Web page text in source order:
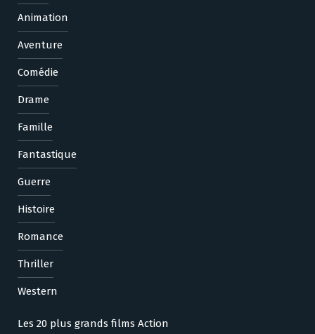
Animation
Aventure
Comédie
Drame
Famille
Fantastique
Guerre
Histoire
Romance
Thriller
Western
Les 20 plus grands films Action